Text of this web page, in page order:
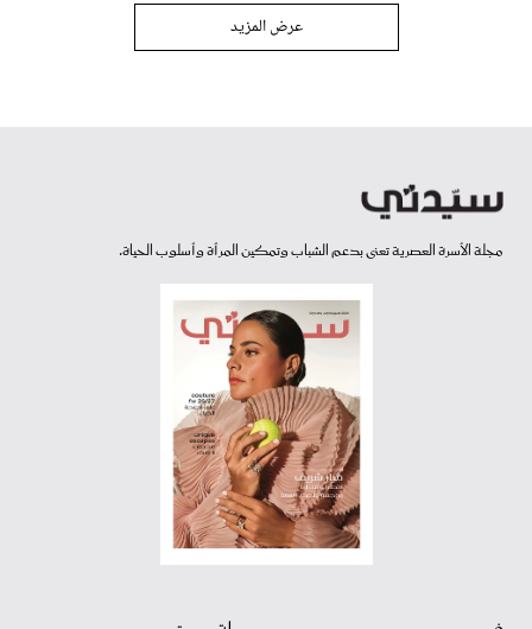
عرض المزيد
مجلة الأسرة العصرية تعنى بدعم الشباب وتمكين المرأة وأسلوب الحياة.